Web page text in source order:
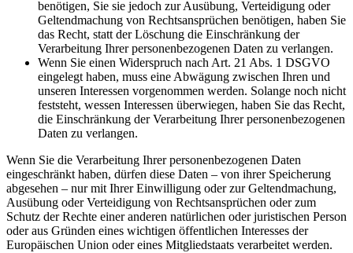
benötigen, Sie sie jedoch zur Ausübung, Verteidigung oder
Geltendmachung von Rechtsansprüchen benötigen, haben Sie
das Recht, statt der Löschung die Einschränkung der
Verarbeitung Ihrer personenbezogenen Daten zu verlangen.
Wenn Sie einen Widerspruch nach Art. 21 Abs. 1 DSGVO
eingelegt haben, muss eine Abwägung zwischen Ihren und
unseren Interessen vorgenommen werden. Solange noch nicht
feststeht, wessen Interessen überwiegen, haben Sie das Recht,
die Einschränkung der Verarbeitung Ihrer personenbezogenen
Daten zu verlangen.
Wenn Sie die Verarbeitung Ihrer personenbezogenen Daten
eingeschränkt haben, dürfen diese Daten – von ihrer Speicherung
abgesehen – nur mit Ihrer Einwilligung oder zur Geltendmachung,
Ausübung oder Verteidigung von Rechtsansprüchen oder zum
Schutz der Rechte einer anderen natürlichen oder juristischen Person
oder aus Gründen eines wichtigen öffentlichen Interesses der
Europäischen Union oder eines Mitgliedstaats verarbeitet werden.